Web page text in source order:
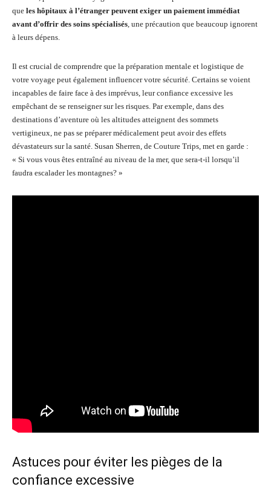
que les hôpitaux à l’étranger peuvent exiger un paiement immédiat
avant d’offrir des soins spécialisés, une précaution que beaucoup ignorent
à leurs dépens.
Il est crucial de comprendre que la préparation mentale et logistique de
votre voyage peut également influencer votre sécurité. Certains se voient
incapables de faire face à des imprévus, leur confiance excessive les
empêchant de se renseigner sur les risques. Par exemple, dans des
destinations d’aventure où les altitudes atteignent des sommets
vertigineux, ne pas se préparer médicalement peut avoir des effets
dévastateurs sur la santé. Susan Sherren, de Couture Trips, met en garde :
« Si vous vous êtes entraîné au niveau de la mer, que sera-t-il lorsqu’il
faudra escalader les montagnes? »
Astuces pour éviter les pièges de la
confiance excessive